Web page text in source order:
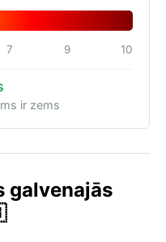
7 9 10
ir zems
galvenajās